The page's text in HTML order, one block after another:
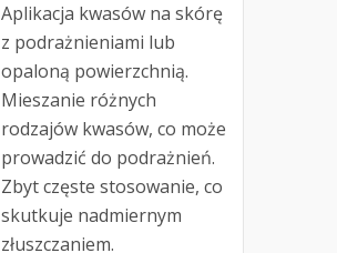
Aplikacja kwasów na skórę
z podrażnieniami lub
opaloną powierzchnią.
Mieszanie różnych
rodzajów kwasów, co może
prowadzić do podrażnień.
Zbyt częste stosowanie, co
skutkuje nadmiernym
złuszczaniem.